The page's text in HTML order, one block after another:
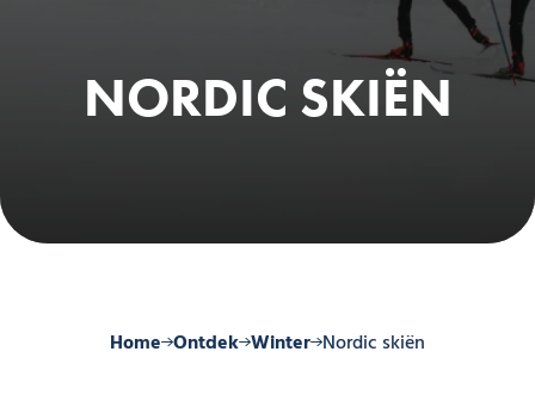
NORDIC SKIËN
Home Ontdek Winter Nordic skiën